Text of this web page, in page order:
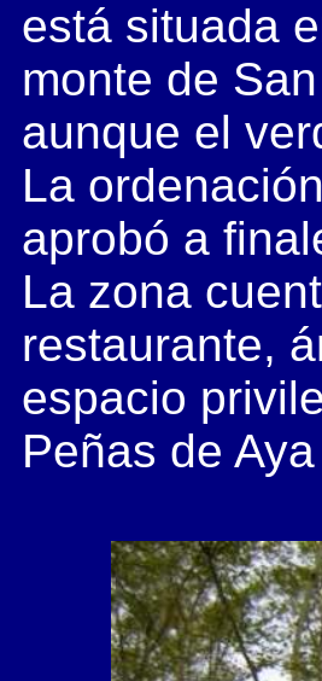
está situada
monte de
aunque el
La
aprobó a
La zona
restaurante,
espacio
Peñas de